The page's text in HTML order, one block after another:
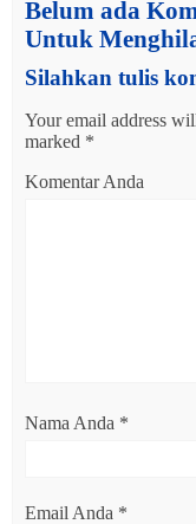
Belum ada
Untuk
Silahkan tulis
Your email address
marked *
Komentar Anda
Nama Anda *
Email Anda *